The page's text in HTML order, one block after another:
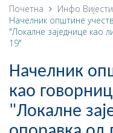
О
Историја
Насељена
Занимљивости
Почетна Инфо Вијести
Начелник општине
"Локалне заједнице као
19"
Начелник
као
"Локалне